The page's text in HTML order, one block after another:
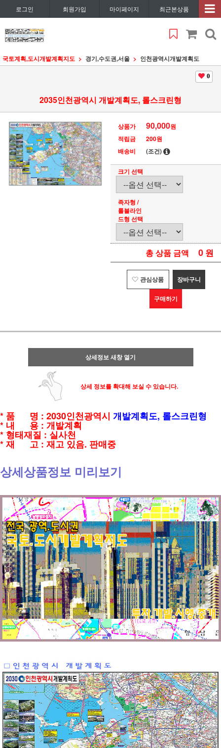
로그인 회원가입 마이페이지 최근본상품
국토계획,도시개발계획지도 경기,수도권,서울 인천광역시개발계획도
0
2035인천광역시 개발계획도, 롤스크린형
상품가 90,000원
적립금
200원
배송비
(조건)
크기 선택
족자형 /
롤블라인
드형 선택
총 상품 금액 0 원
관심상품 장바구니
구매하기
상세정보 새창 열기
상세 정보를 확대해 보실 수 있습니다.
* 품 명 : 2030인천광역시 개발계획도, 롤스크린형
* 내 용 : 개발계획
* 형태재질 : 실사천
* 재 고 : 재고 있음. 판매중
상세상품정보 미리보기